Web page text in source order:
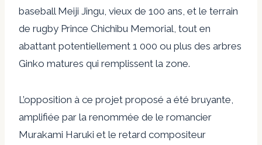
baseball Meiji Jingu, vieux de 100 ans, et le terrain
de rugby Prince Chichibu Memorial, tout en
abattant potentiellement 1 000 ou plus des arbres
Ginko matures qui remplissent la zone.
L’opposition à ce projet proposé a été bruyante,
amplifiée par la renommée de le romancier
Murakami Haruki et le retard compositeur